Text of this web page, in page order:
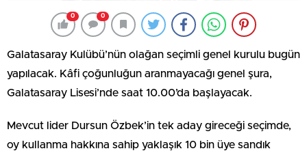
0 0
Galatasaray Kulübü’nün olağan seçimli genel kurulu bugün
yapılacak. Kâfi çoğunluğun aranmayacağı genel şura,
Galatasaray Lisesi’nde saat 10.00’da başlayacak.
Mevcut lider Dursun Özbek’in tek aday gireceği seçimde,
oy kullanma hakkına sahip yaklaşık 10 bin üye sandık